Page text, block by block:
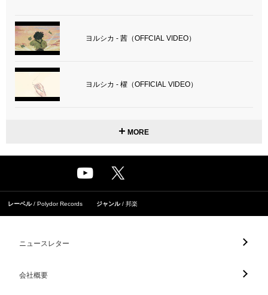
ヨルシカ - 茜（OFFCIAL VIDEO）
ヨルシカ - 櫂（OFFICIAL VIDEO）
MORE
レーベル Polydor Records ジャンル 邦楽
ニュースレター
会社概要